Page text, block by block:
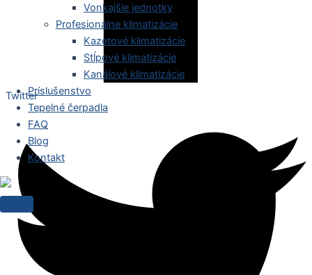
Vonkajšie jednotky
Profesionálne klimatizácie
Kazetové klimatizácie
Stĺpové klimatizácie
Kanálové klimatizácie
Príslušenstvo
Tepelné čerpadla
FAQ
Blog
Kontakt
Twitter